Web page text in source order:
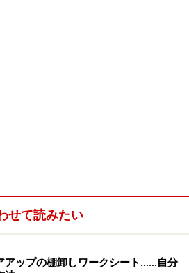
せて読みたい
アップの棚卸しワークシート……自分